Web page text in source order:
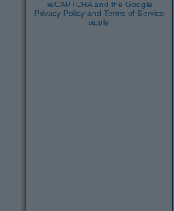
reCAPTCHA and the Google
Privacy Policy and Terms of Service
apply.